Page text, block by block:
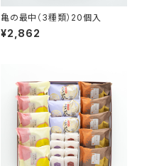
亀の最中（3種類）20個入
¥2,862